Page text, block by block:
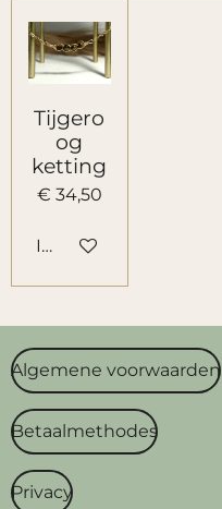
Tijgero
og
ketting
€ 34,50
In winkelwagen
Algemene voorwaarden
Betaalmethodes
Privacy